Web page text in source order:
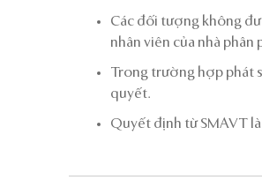
Các đối tượng không
nhân viên của nhà
Trong trường hợp phát
quyết.
Quyết định từ SMAVT